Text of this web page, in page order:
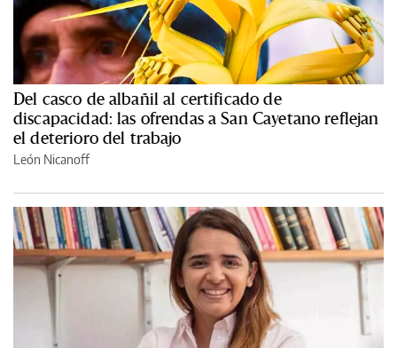
Del casco de albañil al certificado de
discapacidad: las ofrendas a San Cayetano reflejan
el deterioro del trabajo
León Nicanoff